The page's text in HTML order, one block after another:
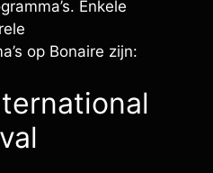
Enkele
op Bonaire zijn: